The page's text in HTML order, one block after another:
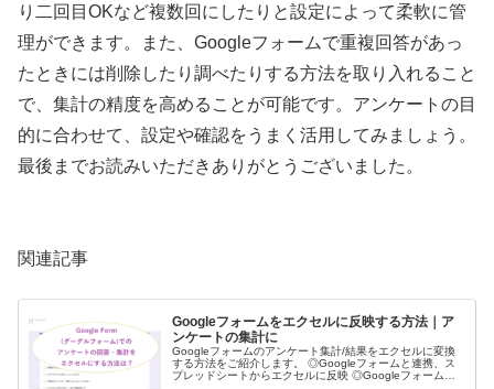
り二回目OKなど複数回にしたりと設定によって柔軟に管
理ができます。また、Googleフォームで重複回答があっ
たときには削除したり調べたりする方法を取り入れること
で、集計の精度を高めることが可能です。アンケートの目
的に合わせて、設定や確認をうまく活用してみましょう。
最後までお読みいただきありがとうございました。
関連記事
Googleフォームをエクセルに反映する方法｜ア
ンケートの集計に
Googleフォームのアンケート集計/結果をエクセルに変換
する方法をご紹介します。 ◎Googleフォームと連携、ス
プレッドシートからエクセルに反映 ◎Googleフォームの